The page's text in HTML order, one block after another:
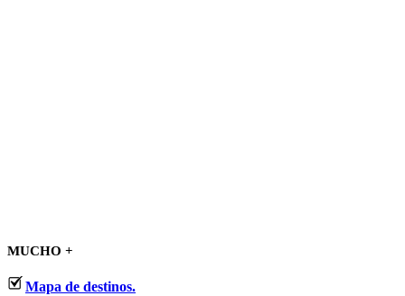
MUCHO +
Mapa de destinos.